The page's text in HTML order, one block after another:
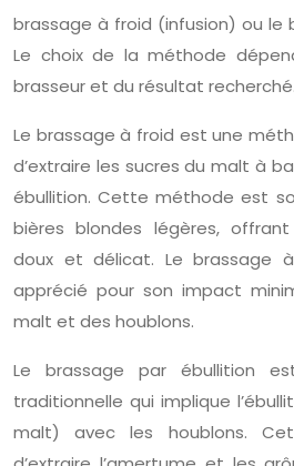
brassage à froid (infusion) ou le
Le choix de la méthode
brasseur et du résultat recherché.
Le brassage à froid est une
d’extraire les sucres du malt à
ébullition. Cette méthode est
bières blondes légères,
doux et délicat. Le brassage
apprécié pour son impact
malt et des houblons.
Le brassage par ébullition
traditionnelle qui implique
malt) avec les houblons.